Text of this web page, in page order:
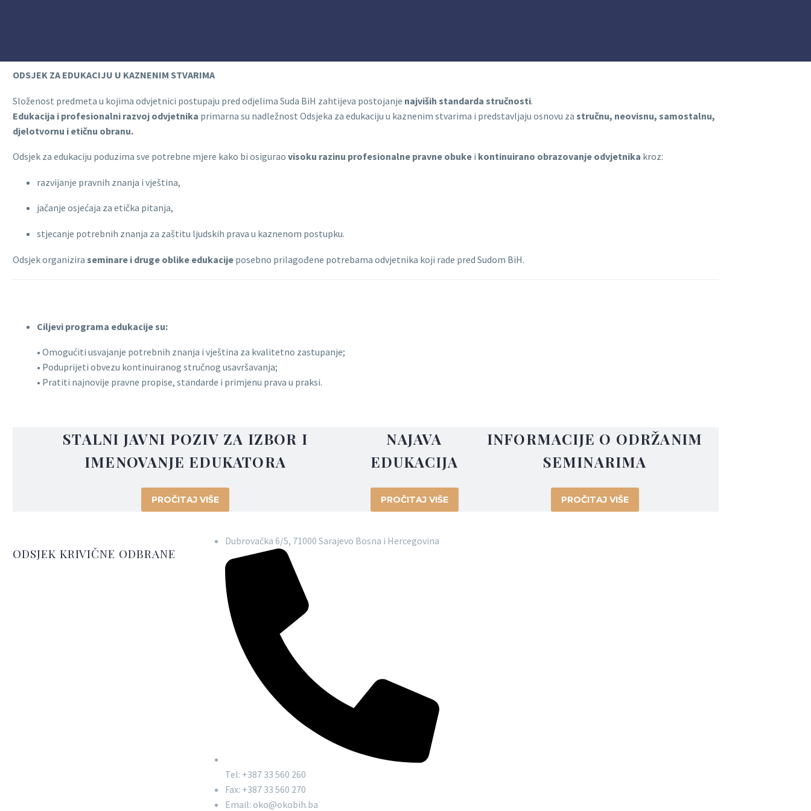
ODSJEK ZA EDUKACIJU U KAZNENIM STVARIMA
Složenost predmeta u kojima odvjetnici postupaju pred odjelima Suda BiH zahtijeva postojanje najviših standarda stručnosti.
Edukacija i profesionalni razvoj odvjetnika primarna su nadležnost Odsjeka za edukaciju u kaznenim stvarima i predstavljaju osnovu za stručnu, neovisnu, samostalnu,
djelotvornu i etičnu obranu.
Odsjek za edukaciju poduzima sve potrebne mjere kako bi osigurao visoku razinu profesionalne pravne obuke i kontinuirano obrazovanje odvjetnika kroz:
razvijanje pravnih znanja i vještina,
jačanje osjećaja za etička pitanja,
stjecanje potrebnih znanja za zaštitu ljudskih prava u kaznenom postupku.
Odsjek organizira seminare i druge oblike edukacije posebno prilagođene potrebama odvjetnika koji rade pred Sudom BiH.
Ciljevi programa edukacije su:
• Omogućiti usvajanje potrebnih znanja i vještina za kvalitetno zastupanje;
• Poduprijeti obvezu kontinuiranog stručnog usavršavanja;
• Pratiti najnovije pravne propise, standarde i primjenu prava u praksi.
STALNI JAVNI POZIV ZA IZBOR I
IMENOVANJE EDUKATORA
PROČITAJ VIŠE
NAJAVA
EDUKACIJA
PROČITAJ VIŠE
INFORMACIJE O ODRŽANIM
SEMINARIMA
PROČITAJ VIŠE
ODSJEK KRIVIČNE ODBRANE
Dubrovačka 6/5, 71000 Sarajevo Bosna i Hercegovina
Tel: +387 33 560 260
Fax: +387 33 560 270
Email: oko@okobih.ba